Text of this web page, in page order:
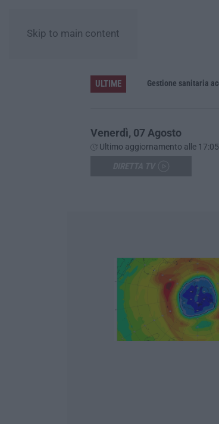
Skip to main content
ULTIME
«La Regione decide dove si sopravvive a un infarto guardando il colore dei sindaci. Pronti gli esposti in Procura»
Venerdì, 07 Agosto
Ultimo aggiornamento alle 17:05